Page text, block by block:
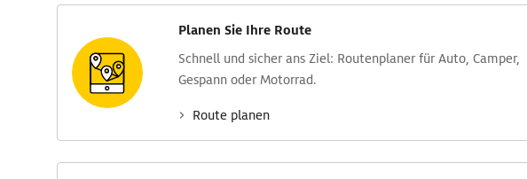
Planen Sie Ihre Route
Schnell und sicher ans Ziel: Routen­planer für Auto, Camper,
Gespann oder Motorrad.
Route planen